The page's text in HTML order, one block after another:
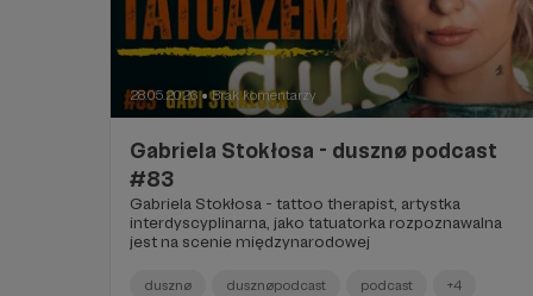
28.05.2026 ● Brak komentarzy
Gabriela Stokłosa - dusznø podcast
#83
Gabriela Stokłosa - tattoo therapist, artystka
interdyscyplinarna, jako tatuatorka rozpoznawalna
jest na scenie międzynarodowej
dusznø dusznøpodcast podcast +4